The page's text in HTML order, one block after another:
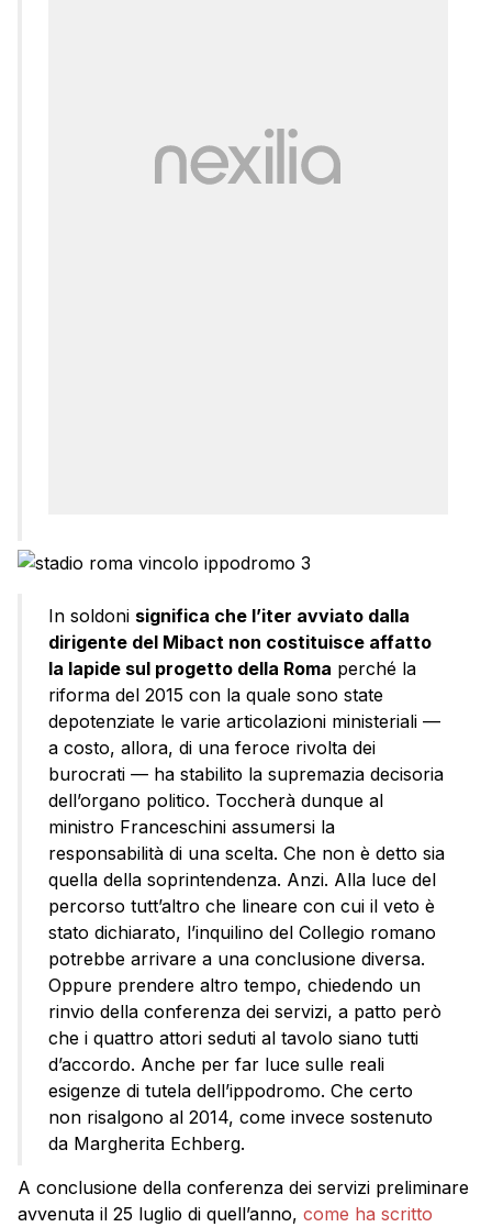
In soldoni significa che l’iter avviato dalla
dirigente del Mibact non costituisce affatto
la lapide sul progetto della Roma perché la
riforma del 2015 con la quale sono state
depotenziate le varie articolazioni ministeriali —
a costo, allora, di una feroce rivolta dei
burocrati — ha stabilito la supremazia decisoria
dell’organo politico. Toccherà dunque al
ministro Franceschini assumersi la
responsabilità di una scelta. Che non è detto sia
quella della soprintendenza. Anzi. Alla luce del
percorso tutt’altro che lineare con cui il veto è
stato dichiarato, l’inquilino del Collegio romano
potrebbe arrivare a una conclusione diversa.
Oppure prendere altro tempo, chiedendo un
rinvio della conferenza dei servizi, a patto però
che i quattro attori seduti al tavolo siano tutti
d’accordo. Anche per far luce sulle reali
esigenze di tutela dell’ippodromo. Che certo
non risalgono al 2014, come invece sostenuto
da Margherita Echberg.
A conclusione della conferenza dei servizi preliminare
avvenuta il 25 luglio di quell’anno, come ha scritto